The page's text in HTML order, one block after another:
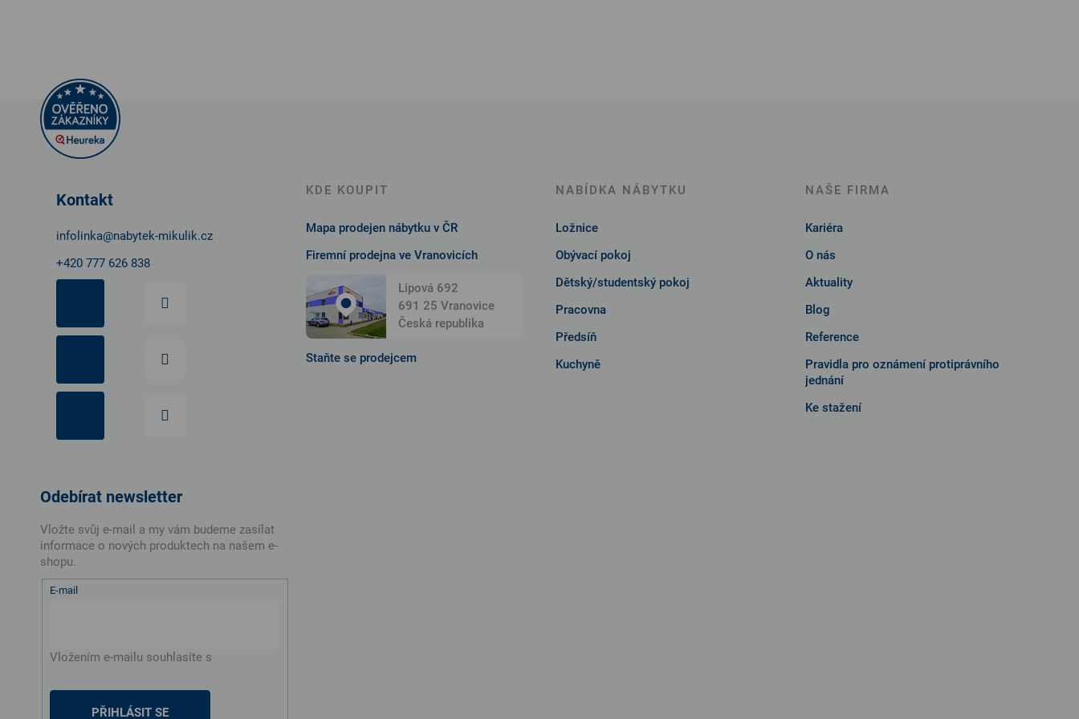
Kontakt
infolinka@nabytek-mikulik.cz
+420 777 626 838
KDE KOUPIT
Mapa prodejen nábytku v ČR
Firemní prodejna ve Vranovicích
Lipová 692
691 25 Vranovice
Česká republika
Staňte se prodejcem
NABÍDKA NÁBYTKU
Ložnice
Obývací pokoj
Dětský/studentský pokoj
Pracovna
Předsíň
Kuchyně
NAŠE FIRMA
Kariéra
O nás
Aktuality
Blog
Reference
Pravidla pro oznámení protiprávního
jednání
Ke stažení
Odebírat newsletter
Vložte svůj e-mail a my vám budeme zasílat
informace o nových produktech na našem e-
shopu.
E-mail
Vložením e-mailu souhlasíte s
PŘIHLÁSIT SE